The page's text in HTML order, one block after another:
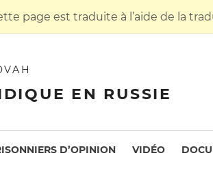
page est traduite à l’aide de la
EN RUSSIE
D’OPINION VIDÉO